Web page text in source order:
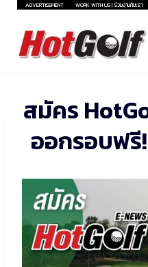
Skip
content
ADVERTISEMENT WORK WITH US | ร่วมงานกับเรา
สมัคร
ออกรอบฟ